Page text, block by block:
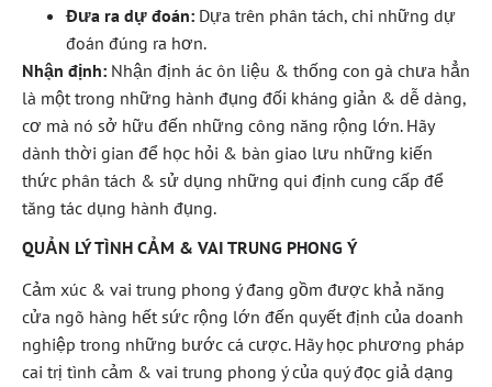
Đưa ra dự đoán: Dựa trên phân tách, chi những dự
đoán đúng ra hơn.
Nhận định: Nhận định ác ôn liệu & thống con gà chưa hẳn
là một trong những hành đụng đối kháng giản & dễ dàng,
cơ mà nó sở hữu đến những công năng rộng lớn. Hãy
dành thời gian để học hỏi & bàn giao lưu những kiến
thức phân tách & sử dụng những qui định cung cấp để
tăng tác dụng hành đụng.
QUẢN LÝ TÌNH CẢM & VAI TRUNG PHONG Ý
Cảm xúc & vai trung phong ý đang gồm được khả năng
cửa ngõ hàng hết sức rộng lớn đến quyết định của doanh
nghiệp trong những bước cá cược. Hãy học phương pháp
cai trị tình cảm & vai trung phong ý của quý đọc giả dạng